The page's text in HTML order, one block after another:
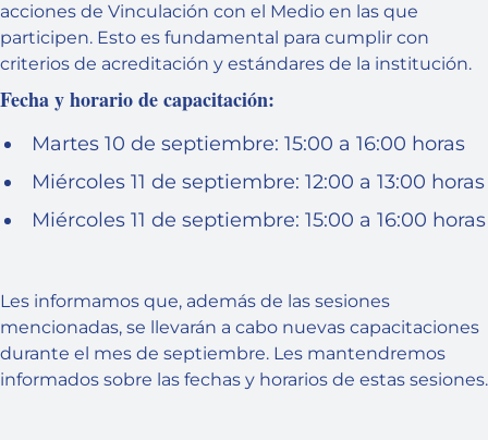
acciones de Vinculación con el Medio en las que
participen. Esto es fundamental para cumplir con
criterios de acreditación y estándares de la institución.
Fecha y horario de capacitación:
Martes 10 de septiembre: 15:00 a 16:00 horas
Miércoles 11 de septiembre: 12:00 a 13:00 horas
Miércoles 11 de septiembre: 15:00 a 16:00 horas
Les informamos que, además de las sesiones
mencionadas, se llevarán a cabo nuevas capacitaciones
durante el mes de septiembre. Les mantendremos
informados sobre las fechas y horarios de estas sesiones.